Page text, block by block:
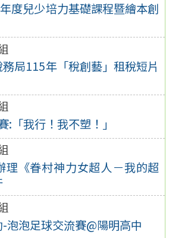
度兒少培力基礎課程暨繪本創
局115年「稅創藝」租稅短片
:「我行！我不塑！」
理《眷村神力女超人－我的超
泡泡足球交流賽@陽明高中